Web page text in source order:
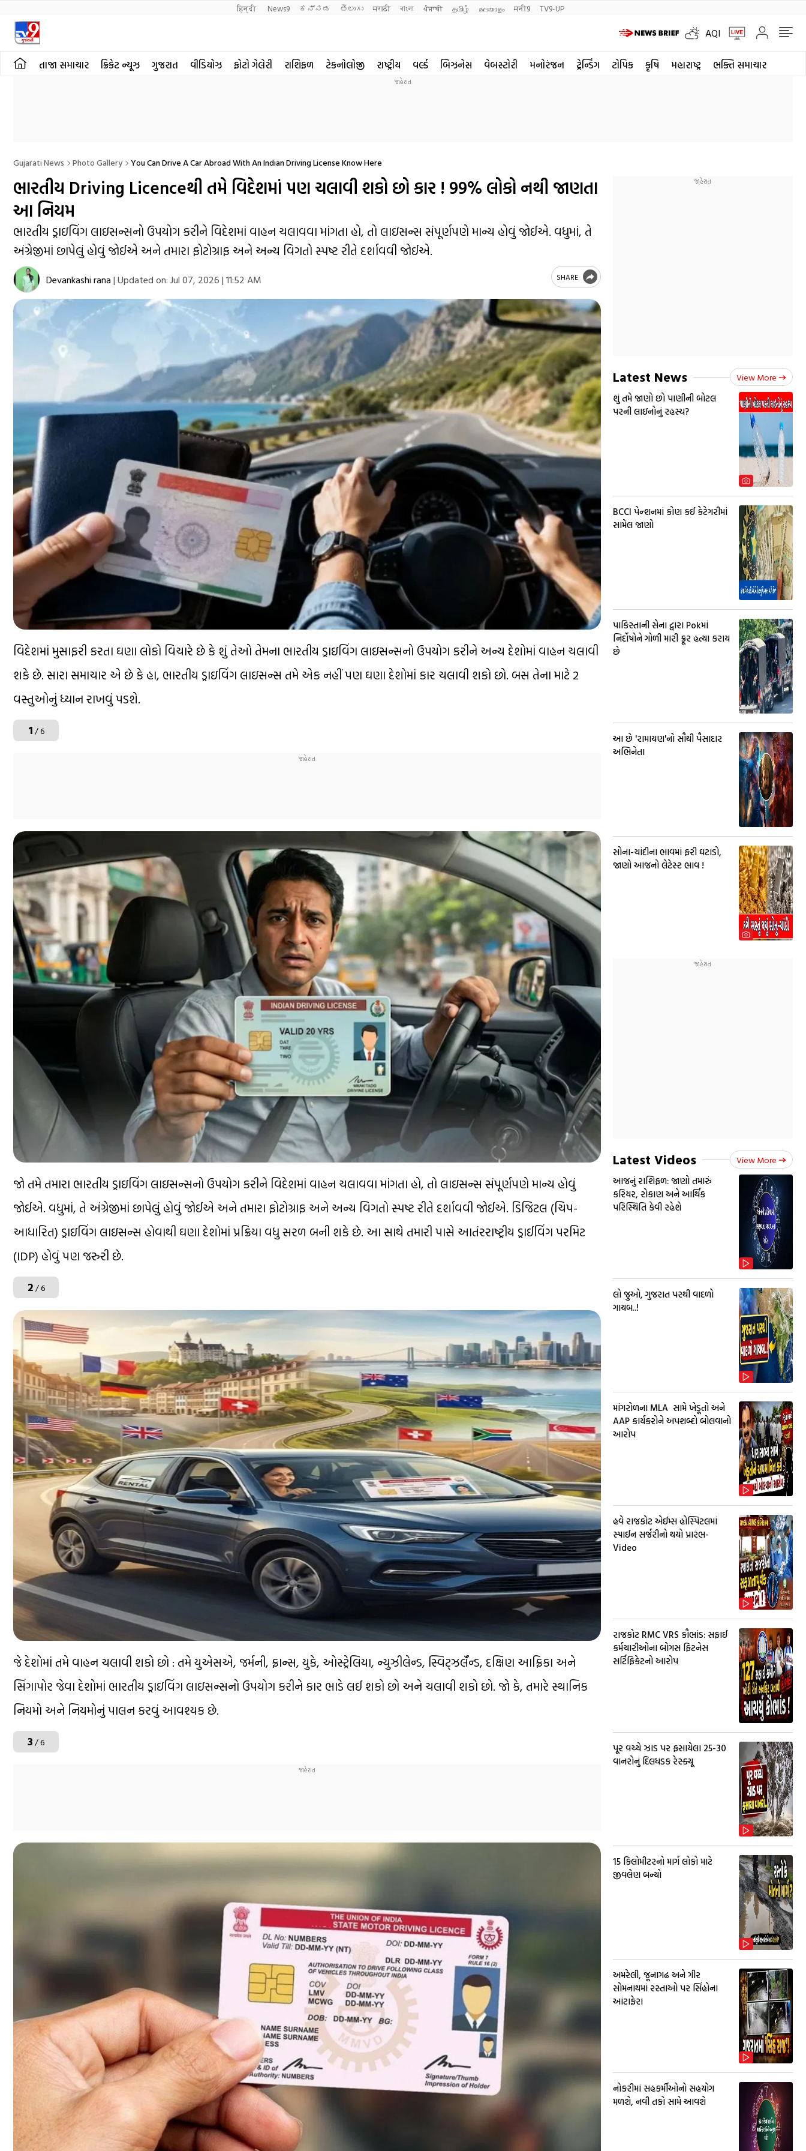
हिन्दी News9 ಕನ್ನಡ తెలుగు मराठी বাংলা ਪੰਜਾਬੀ தமிழ் മലയാളം मनी9 TV9-UP
AQI
તાજા સમાચાર ક્રિકેટ ન્યૂઝ ગુજરાત વીડિયોઝ ફોટો ગેલેરી રાશિફળ ટેકનોલોજી રાષ્ટ્રીય વર્લ્ડ બિઝનેસ વેબસ્ટોરી મનોરંજન ટ્રેન્ડિંગ ટોપિક કૃષિ મહારાષ્ટ્ર ભક્તિ સમાચાર
Gujarati News Photo Gallery You Can Drive A Car Abroad With An Indian Driving License Know Here
ભારતીય Driving Licenceથી તમે વિદેશમાં પણ ચલાવી શકો છો કાર ! 99% લોકો નથી જાણતા
આ નિયમ
ભારતીય ડ્રાઇવિંગ લાઇસન્સનો ઉપયોગ કરીને વિદેશમાં વાહન ચલાવવા માંગતા હો, તો લાઇસન્સ સંપૂર્ણપણે માન્ય હોવું જોઈએ. વધુમાં, તે
અંગ્રેજીમાં છાપેલું હોવું જોઈએ અને તમારા ફોટોગ્રાફ અને અન્ય વિગતો સ્પષ્ટ રીતે દર્શાવવી જોઈએ.
Devankashi rana | Updated on: Jul 07, 2026 | 11:52 AM SHARE
વિદેશમાં મુસાફરી કરતા ઘણા લોકો વિચારે છે કે શું તેઓ તેમના ભારતીય ડ્રાઇવિંગ લાઇસન્સનો ઉપયોગ કરીને અન્ય દેશોમાં વાહન ચલાવી
શકે છે. સારા સમાચાર એ છે કે હા, ભારતીય ડ્રાઇવિંગ લાઇસન્સ તમે એક નહીં પણ ઘણા દેશોમાં કાર ચલાવી શકો છો. બસ તેના માટે 2
વસ્તુઓનું ધ્યાન રાખવું પડશે.
1/ 6
જો તમે તમારા ભારતીય ડ્રાઇવિંગ લાઇસન્સનો ઉપયોગ કરીને વિદેશમાં વાહન ચલાવવા માંગતા હો, તો લાઇસન્સ સંપૂર્ણપણે માન્ય હોવું
જોઈએ. વધુમાં, તે અંગ્રેજીમાં છાપેલું હોવું જોઈએ અને તમારા ફોટોગ્રાફ અને અન્ય વિગતો સ્પષ્ટ રીતે દર્શાવવી જોઈએ. ડિજિટલ (ચિપ-
આધારિત) ડ્રાઇવિંગ લાઇસન્સ હોવાથી ઘણા દેશોમાં પ્રક્રિયા વધુ સરળ બની શકે છે. આ સાથે તમારી પાસે આતંરરાષ્ટ્રીય ડ્રાઈવિંગ પરમિટ
(IDP) હોવું પણ જરુરી છે.
2/ 6
જે દેશોમાં તમે વાહન ચલાવી શકો છો : તમે યુએસએ, જર્મની, ફ્રાન્સ, યુકે, ઓસ્ટ્રેલિયા, ન્યુઝીલેન્ડ, સ્વિટ્ઝર્લૅન્ડ, દક્ષિણ આફ્રિકા અને
સિંગાપોર જેવા દેશોમાં ભારતીય ડ્રાઇવિંગ લાઇસન્સનો ઉપયોગ કરીને કાર ભાડે લઈ શકો છો અને ચલાવી શકો છો. જો કે, તમારે સ્થાનિક
નિયમો અને નિયમોનું પાલન કરવું આવશ્યક છે.
3/ 6
Latest News View More
શું તમે જાણો છો પાણીની બોટલ
પરની લાઇનોનું રહસ્ય?
BCCI પેન્શનમાં કોણ કઈ કેટેગરીમાં
સામેલ જાણો
પાકિસ્તાની સેના દ્વારા Pokમાં
નિર્દોષોને ગોળી મારી ક્રૂર હત્યા કરાય
છે
આ છે 'રામાયણ'નો સૌથી પૈસાદાર
અભિનેતા
સોના-ચાંદીના ભાવમાં ફરી ઘટાડો,
જાણો આજનો લેટેસ્ટ ભાવ !
Latest Videos View More
આજનું રાશિફળ: જાણો તમારું
કરિયર, રોકાણ અને આર્થિક
પરિસ્થિતિ કેવી રહેશે
લો જુઓ, ગુજરાત પરથી વાદળો
ગાયબ..!
માંગરોળના MLA સામે ખેડૂતો અને
AAP કાર્યકરોને અપશબ્દો બોલવાનો
આરોપ
હવે રાજકોટ એઈમ્સ હોસ્પિટલમાં
સ્પાઈન સર્જરીનો થયો પ્રારંભ-
Video
રાજકોટ RMC VRS કૌભાંડ: સફાઈ
કર્મચારીઓના બોગસ ફિટનેસ
સર્ટિફિકેટનો આરોપ
પૂર વચ્ચે ઝાડ પર ફસાયેલા 25-30
વાનરોનું દિલધડક રેસ્ક્યૂ
15 કિલોમીટરનો માર્ગ લોકો માટે
જીવલેણ બન્યો
અમરેલી, જૂનાગઢ અને ગીર
સોમનાથમાં રસ્તાઓ પર સિંહોના
આંટાફેરા
નોકરીમાં સહકર્મીઓનો સહયોગ
મળશે, નવી તકો સામે આવશે